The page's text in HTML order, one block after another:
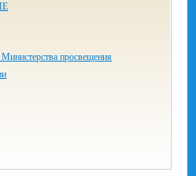
просвещения